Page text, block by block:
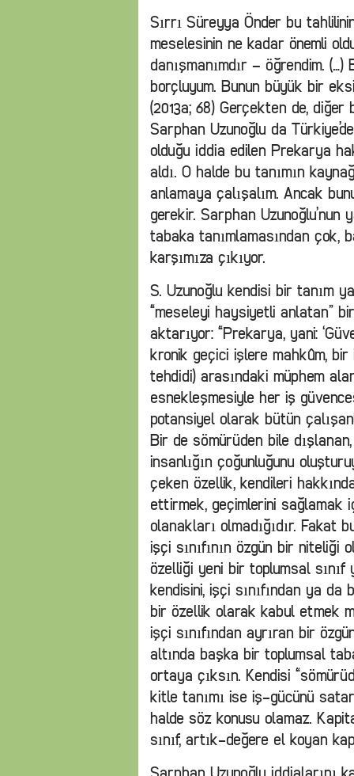
Sırrı Süreyya Önder bu
meselesinin ne kadar önemli
danışmanımdır – öğrendim.
borçluyum. Bunun büyük bir
(2013a; 68) Gerçekten de, diğer
Sarphan Uzunoğlu da
olduğu iddia edilen Prekarya
aldı. O halde bu tanımın
anlamaya çalışalım. Ancak
gerekir. Sarphan
tabaka tanımlamasından
karşımıza çıkıyor.
S. Uzunoğlu kendisi bir tanım
“meseleyi haysiyetli anlatan”
aktarıyor: “Prekarya, yani:
kronik geçici işlere mahkûm,
tehdidi) arasındaki müphem
esnekleşmesiyle her iş
potansiyel olarak bütün
Bir de sömürüden bile
insanlığın çoğunluğunu
çeken özellik, kendileri
ettirmek, geçimlerini
olanakları olmadığıdır. Fakat
işçi sınıfının özgün bir
özelliği yeni bir toplumsal sınıf
kendisini, işçi sınıfından ya
bir özellik olarak kabul etmek
işçi sınıfından ayrıran bir
altında başka bir toplumsal
ortaya çıksın. Kendisi
kitle tanımı ise iş-gücünü
halde söz konusu olamaz.
sınıf, artık-değere el koyan